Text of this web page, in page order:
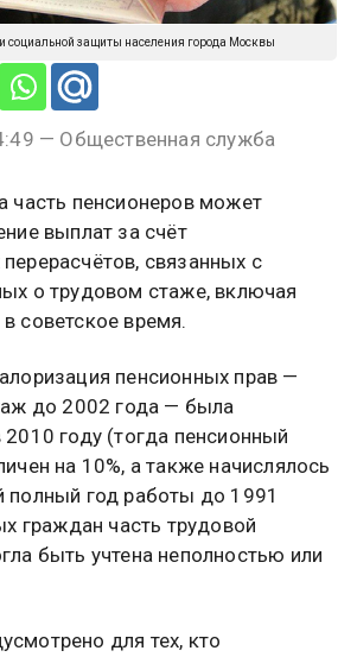
социальной защиты населения города Москвы
— Общественная служба
часть пенсионеров может
выплат за счёт
связанных с
о трудовом стаже, включая
советское время.
пенсионных прав —
до 2002 года — была
году (тогда пенсионный
на 10%, а также начислялось
полный год работы до 1991
граждан часть трудовой
быть учтена неполностью или
для тех, кто